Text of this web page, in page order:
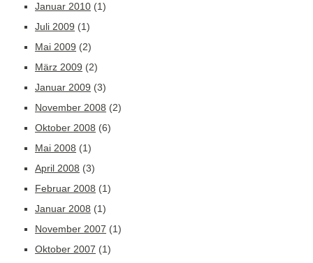
Januar 2010 (1)
Juli 2009 (1)
Mai 2009 (2)
März 2009 (2)
Januar 2009 (3)
November 2008 (2)
Oktober 2008 (6)
Mai 2008 (1)
April 2008 (3)
Februar 2008 (1)
Januar 2008 (1)
November 2007 (1)
Oktober 2007 (1)